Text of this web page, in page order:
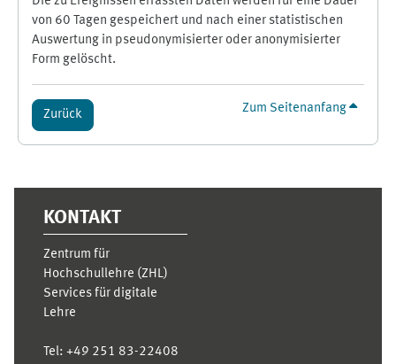
von 60 Tagen gespeichert und nach einer statistischen
Auswertung in pseudonymisierter oder anonymisierter
Form gelöscht.
Zurück Zum Seitenanfang
KONTAKT
Zentrum für
Hochschullehre (ZHL)
Services für digitale
Lehre
Tel: +49 251 83-22408